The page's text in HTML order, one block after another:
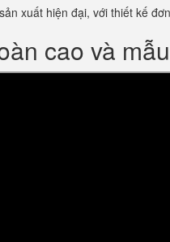
xuất hiện đại, với thiết kế
cao và